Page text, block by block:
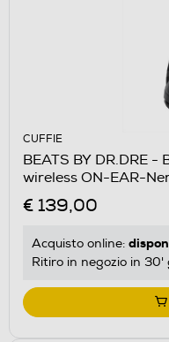
CUFFIE
BEATS BY DR.DRE -
wireless ON-EAR-
€ 139,00
Acquisto online:
Ritiro in negozio in 30'